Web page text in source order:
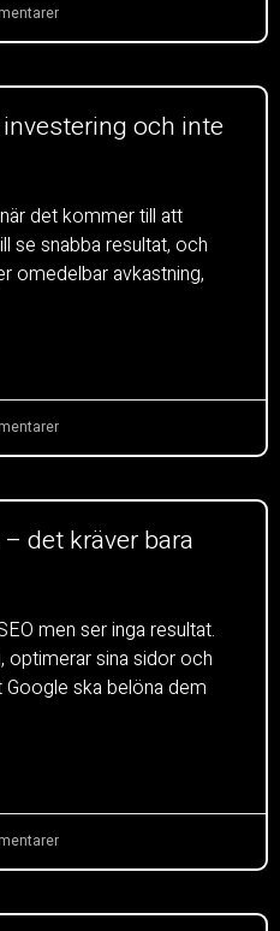
investering och inte
det kommer till att
se snabba resultat, och
omedelbar avkastning,
det kräver bara
men ser inga resultat.
optimerar sina sidor och
ska belöna dem